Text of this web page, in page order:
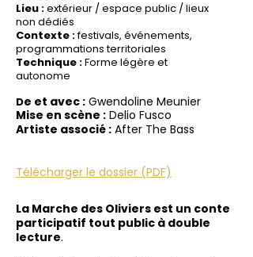
Lieu :extérieur / espace public / lieux
non dédiés
Contexte :festivals, événements,
programmations territoriales
Technique :Forme légère et
autonome
De et avec : Gwendoline Meunier
Mise en scène : Delio Fusco
Artiste associé : After The Bass
Télécharger le dossier (PDF)
La Marche des Oliviers est un conte
participatif tout public à double
lecture.